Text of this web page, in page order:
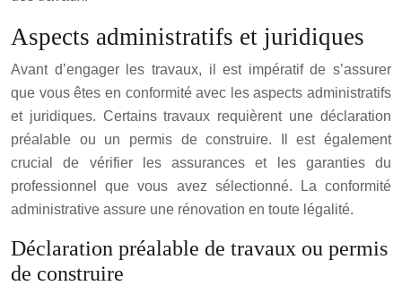
Aspects administratifs et juridiques
Avant d’engager les travaux, il est impératif de s’assurer
que vous êtes en conformité avec les aspects administratifs
et juridiques. Certains travaux requièrent une déclaration
préalable ou un permis de construire. Il est également
crucial de vérifier les assurances et les garanties du
professionnel que vous avez sélectionné. La conformité
administrative assure une rénovation en toute légalité.
Déclaration préalable de travaux ou permis
de construire